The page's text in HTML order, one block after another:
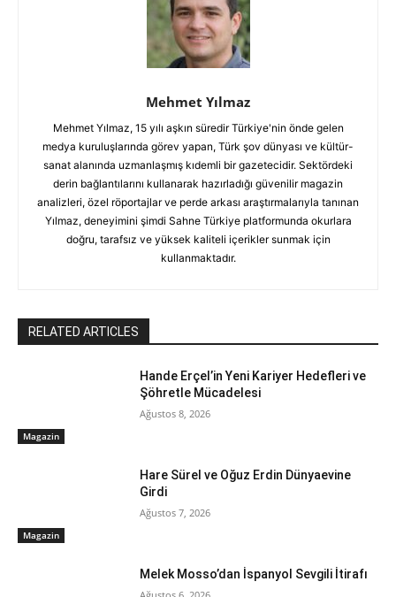
Mehmet Yılmaz
Mehmet Yılmaz, 15 yılı aşkın süredir Türkiye'nin önde gelen
medya kuruluşlarında görev yapan, Türk şov dünyası ve kültür-
sanat alanında uzmanlaşmış kıdemli bir gazetecidir. Sektördeki
derin bağlantılarını kullanarak hazırladığı güvenilir magazin
analizleri, özel röportajlar ve perde arkası araştırmalarıyla tanınan
Yılmaz, deneyimini şimdi Sahne Türkiye platformunda okurlara
doğru, tarafsız ve yüksek kaliteli içerikler sunmak için
kullanmaktadır.
RELATED ARTICLES
Magazin
Hande Erçel’in Yeni Kariyer Hedefleri ve
Şöhretle Mücadelesi
Ağustos 8, 2026
Magazin
Hare Sürel ve Oğuz Erdin Dünyaevine
Girdi
Ağustos 7, 2026
Melek Mosso’dan İspanyol Sevgili İtirafı